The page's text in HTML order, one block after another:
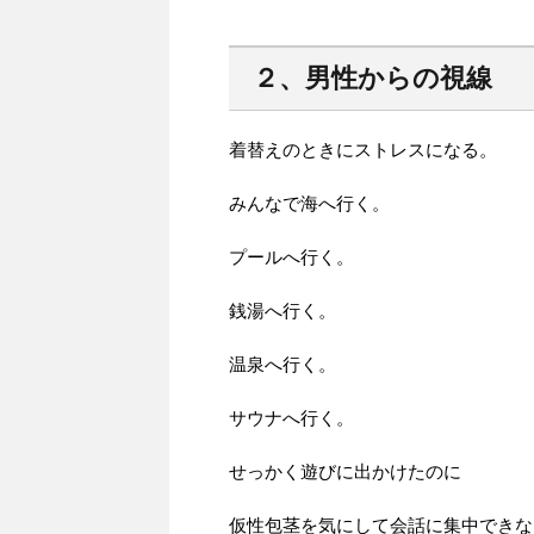
２、男性からの視線
着替えのときにストレスになる。
みんなで海へ行く。
プールへ行く。
銭湯へ行く。
温泉へ行く。
サウナへ行く。
せっかく遊びに出かけたのに
仮性包茎を気にして会話に集中でき